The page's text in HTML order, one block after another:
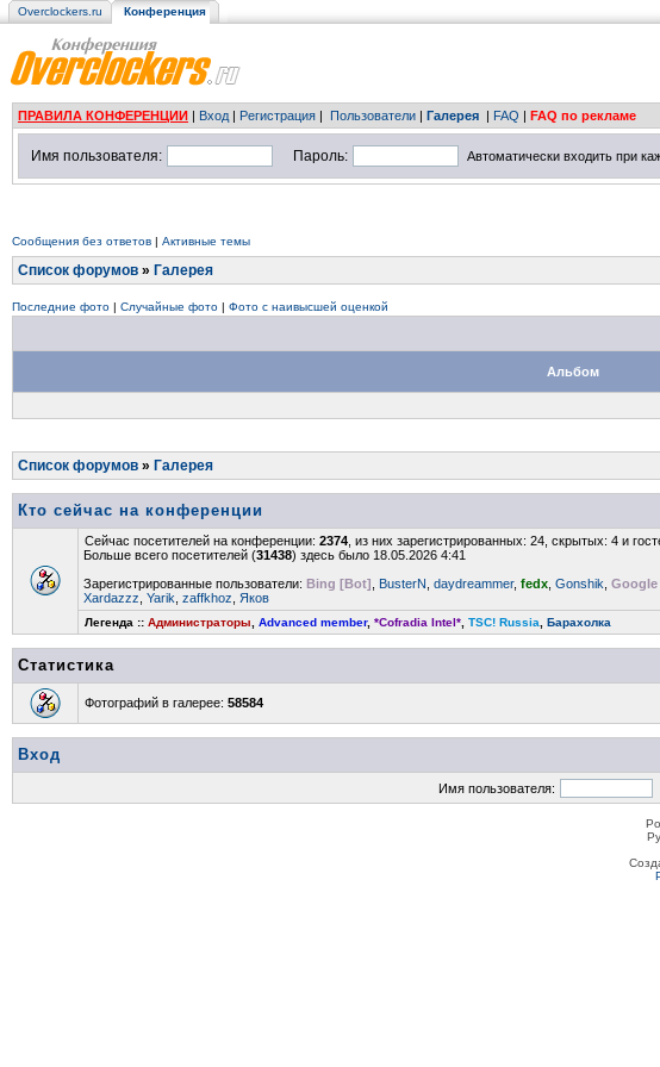
Overclockers.ru Конференция
ПРАВИЛА КОНФЕРЕНЦИИ | Вход | Регистрация | Пользователи | Галерея | FAQ | FAQ по рекламе
Имя пользователя: Пароль: Автоматически входить при
Сообщения без ответов | Активные темы
Список форумов » Галерея
Последние фото | Случайные фото | Фото с наивысшей оценкой
Альбом
Список форумов » Галерея
Кто сейчас на конференции
Сейчас посетителей на конференции: 2374 , из них зарегистрированных: 24, скрытых: 4 и
Больше всего посетителей (31438) здесь было 18.05.2026 4:41
Зарегистрированные пользователи: Bing [Bot] BusterN daydreammer, fedx Gonshik
Xardazzz Yarik zaffkhoz Яков
Легенда :: Администраторы Advanced member, *Cofradia Intel* TSC! Russia Барахолка
Статистика
Фотографий в галерее: 58584
Вход
Имя пользователя: